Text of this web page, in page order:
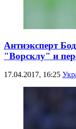
Антиэксперт
"Ворсклу" и
17.04.2017, 16:25